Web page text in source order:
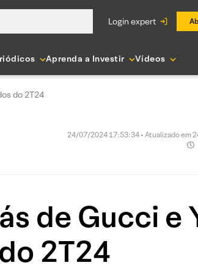
login expert
Aprenda a Investir Vídeos
do 2T24
24/07/2024 17:53:34 • Atualizado em
de Gucci e
2T24